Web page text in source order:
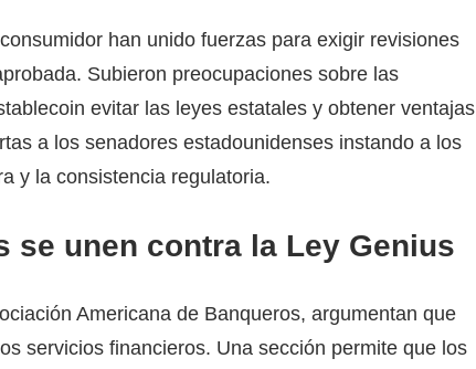
han unido fuerzas para exigir revisiones
Subieron preocupaciones sobre las
evitar las leyes estatales y obtener ventajas
a los senadores estadounidenses instando a los
y la consistencia regulatoria.
se unen contra la Ley Genius
Americana de Banqueros, argumentan que
servicios financieros. Una sección permite que los